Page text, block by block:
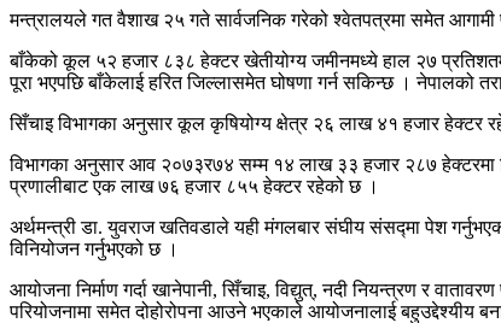
मन्त्रालयले गत वैशाख २५ गते सार्वजनिक गरेको श्वेतपत्रमा समेत आगामी
बाँकेको कूल ५२ हजार ८३८ हेक्टर खेतीयोग्य जमीनमध्ये हाल २७
पूरा भएपछि बाँकेलाई हरित जिल्लासमेत घोषणा गर्न सकिन्छ । नेपालको
सिँचाइ विभागका अनुसार कूल कृषियोग्य क्षेत्र २६ लाख ४१ हजार
विभागका अनुसार आव २०७३र७४ सम्म १४ लाख ३३ हजार २८७ हेक्टरमा
प्रणालीबाट एक लाख ७६ हजार ८५५ हेक्टर रहेको छ ।
अर्थमन्त्री डा. युवराज खतिवडाले यही मंगलबार संघीय संसद्मा पेश
विनियोजन गर्नुभएको छ ।
आयोजना निर्माण गर्दा खानेपानी, सिँचाइ, विद्युत्, नदी नियन्त्रण र
परियोजनामा समेत दोहोरोपना आउने भएकाले आयोजनालाई बहुउद्देश्यीय